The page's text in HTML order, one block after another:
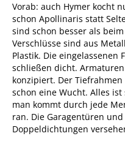
Vorab: auch Hymer kocht
schon Apollinaris statt
sind schon besser als
Verschlüsse sind aus
Plastik. Die eingelassenen
schließen dicht.
konzipiert. Der
schon eine Wucht. Alles
man kommt durch jede
ran. Die Garagentüren
Doppeldichtungen